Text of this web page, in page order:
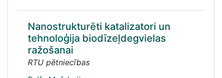
Nanostrukturēti katalizatori un
tehnoloģija biodīzeļdegvielas
ražošanai
RTU pētniecības